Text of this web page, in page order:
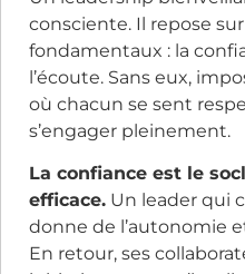
consciente. Il repose
fondamentaux : la
l’écoute. Sans eux,
où chacun se sent
s’engager pleinement.
La confiance est le
efficace. Un leader qui
donne de l’autonomie
En retour, ses